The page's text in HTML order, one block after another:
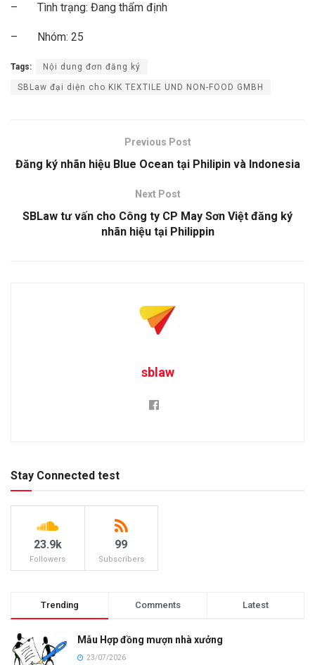
– Tình trạng: Đang thẩm định
– Nhóm: 25
Tags: Nội dung đơn đăng ký
SBLaw đại diện cho KIK TEXTILE UND NON-FOOD GMBH
Previous Post
Đăng ký nhãn hiệu Blue Ocean tại Philipin và Indonesia
Next Post
SBLaw tư vấn cho Công ty CP May Sơn Việt đăng ký
nhãn hiệu tại Philippin
sblaw
Stay Connected test
23.9k
Followers
99
Subscribers
Trending Comments Latest
Mẫu Hợp đồng mượn nhà xưởng
23/07/2026